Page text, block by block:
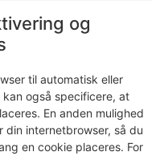
og
til automatisk eller
også specificere, at
En anden mulighed
internetbrowser, så du
en cookie placeres. For